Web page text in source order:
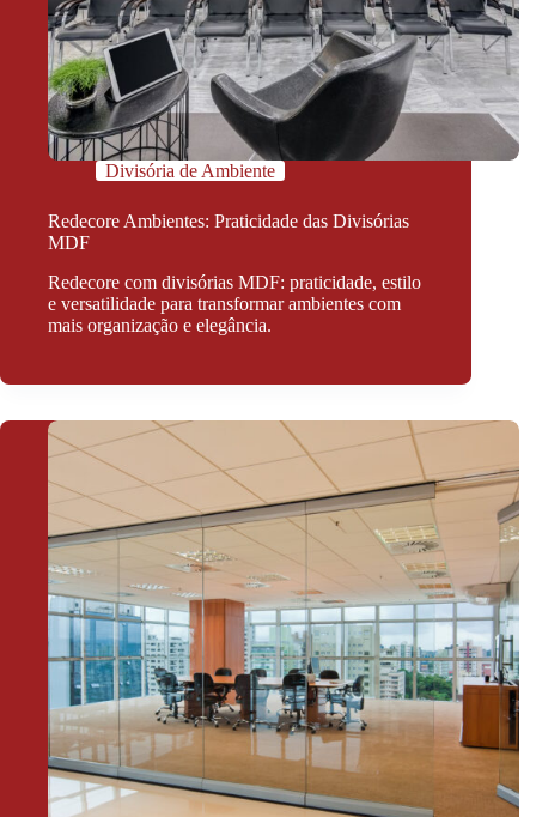
Divisória de Ambiente
Redecore Ambientes: Praticidade das Divisórias
MDF
Redecore com divisórias MDF: praticidade, estilo
e versatilidade para transformar ambientes com
mais organização e elegância.